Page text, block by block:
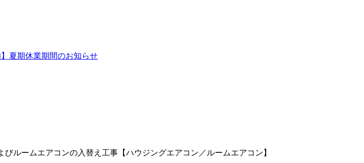
】夏期休業期間のお知らせ
ルームエアコンの入替え工事【ハウジングエアコン／ルームエアコン】